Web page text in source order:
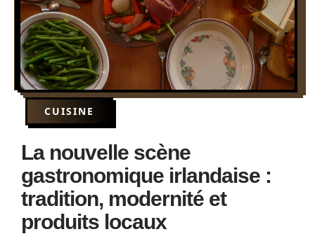
CUISINE
La nouvelle scène
gastronomique irlandaise :
tradition, modernité et
produits locaux